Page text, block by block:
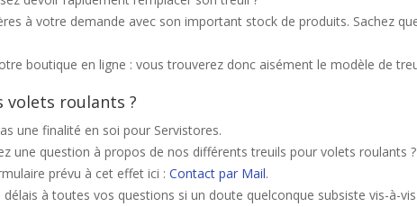
à votre demande avec son important stock de produits. Sachez
boutique en ligne : vous trouverez donc aisément le modèle de
volets roulants ?
une finalité en soi pour Servistores.
une question à propos de nos différents treuils pour volets roulants
prévu à cet effet ici : Contact par Mail.
à toutes vos questions si un doute quelconque subsiste vis-à-